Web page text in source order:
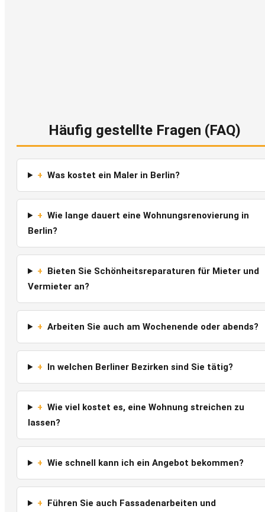
Häufig gestellte Fragen (FAQ)
+ Was kostet ein Maler in Berlin?
+ Wie lange dauert eine Wohnungsrenovierung in
Berlin?
+ Bieten Sie Schönheitsreparaturen für Mieter und
Vermieter an?
+ Arbeiten Sie auch am Wochenende oder abends?
+ In welchen Berliner Bezirken sind Sie tätig?
+ Wie viel kostet es, eine Wohnung streichen zu
lassen?
+ Wie schnell kann ich ein Angebot bekommen?
+ Führen Sie auch Fassadenarbeiten und